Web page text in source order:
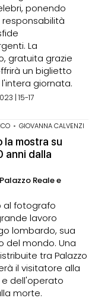
ponendo
La
gratuita grazie
un biglietto
giornata.
| 15-17
• GIOVANNA CALVENZI
la mostra su
anni dalla
Reale e
al fotografo
lavoro
lombardo, sua
del mondo. Una
tra Palazzo
il visitatore alla
dell'operato
morte.